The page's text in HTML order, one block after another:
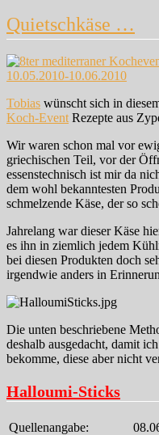
Quietschkäse …
Tobias wünscht sich in
Koch-Event Rezepte aus
Wir waren schon mal vor
griechischen Teil, vor der
essenstechnisch ist mir da
dem wohl bekanntesten
schmelzende Käse, der so
Jahrelang war dieser Käse
es ihn in ziemlich jedem
bei diesen Produkten doch
irgendwie anders in
Die unten beschriebene
deshalb ausgedacht, damit
bekomme, diese aber nicht
Halloumi-Sticks
Quellenangabe: